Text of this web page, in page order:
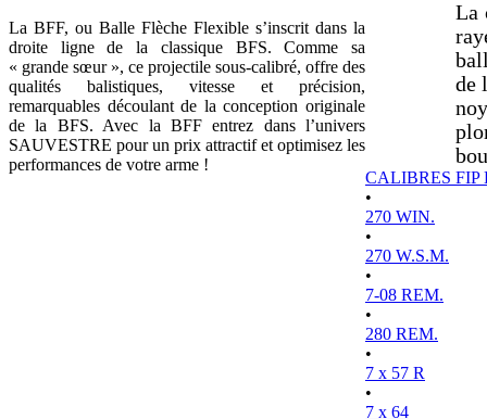
La BFF, ou Balle Flèche Flexible s’inscrit dans la
droite ligne de la classique BFS. Comme sa
« grande sœur », ce projectile sous-calibré, offre des
qualités balistiques, vitesse et précision,
remarquables découlant de la conception originale
de la BFS. Avec la BFF entrez dans l’univers
SAUVESTRE pour un prix attractif et optimisez les
performances de votre arme !
La
de
CALIBRES FIP
•
270 WIN.
•
270 W.S.M.
•
7-08 REM.
•
280 REM.
•
7 x 57 R
•
7 x 64